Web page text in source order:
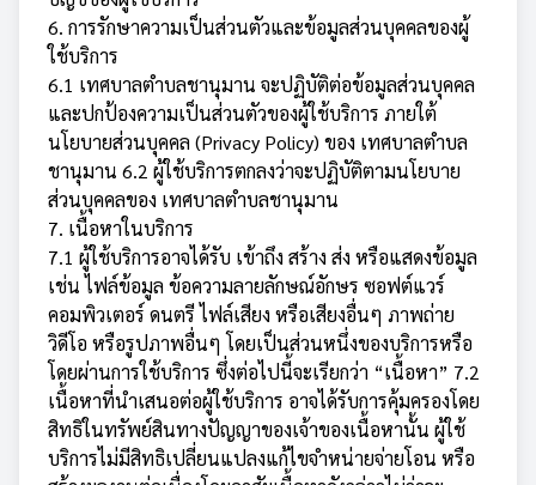
6. การรักษาความเป็นส่วนตัวและข้อมูลส่วนบุคคลของผู้
ใช้บริการ
6.1 เทศบาลตำบลชานุมาน จะปฏิบัติต่อข้อมูลส่วนบุคคล
และปกป้องความเป็นส่วนตัวของผู้ใช้บริการ ภายใต้
นโยบายส่วนบุคคล (Privacy Policy) ของ เทศบาลตำบล
ชานุมาน 6.2 ผู้ใช้บริการตกลงว่าจะปฏิบัติตามนโยบาย
ส่วนบุคคลของ เทศบาลตำบลชานุมาน
7. เนื้อหาในบริการ
7.1 ผู้ใช้บริการอาจได้รับ เข้าถึง สร้าง ส่ง หรือแสดงข้อมูล
เช่น ไฟล์ข้อมูล ข้อความลายลักษณ์อักษร ซอฟต์แวร์
คอมพิวเตอร์ ดนตรี ไฟล์เสียง หรือเสียงอื่นๆ ภาพถ่าย
วิดีโอ หรือรูปภาพอื่นๆ โดยเป็นส่วนหนึ่งของบริการหรือ
โดยผ่านการใช้บริการ ซึ่งต่อไปนี้จะเรียกว่า “เนื้อหา” 7.2
เนื้อหาที่นำเสนอต่อผู้ใช้บริการ อาจได้รับการคุ้มครองโดย
สิทธิในทรัพย์สินทางปัญญาของเจ้าของเนื้อหานั้น ผู้ใช้
บริการไม่มีสิทธิเปลี่ยนแปลงแก้ไขจำหน่ายจ่ายโอน หรือ